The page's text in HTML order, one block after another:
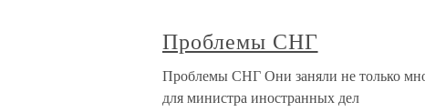
Проблемы СНГ
Проблемы СНГ Они заняли не только
для министра иностранных дел